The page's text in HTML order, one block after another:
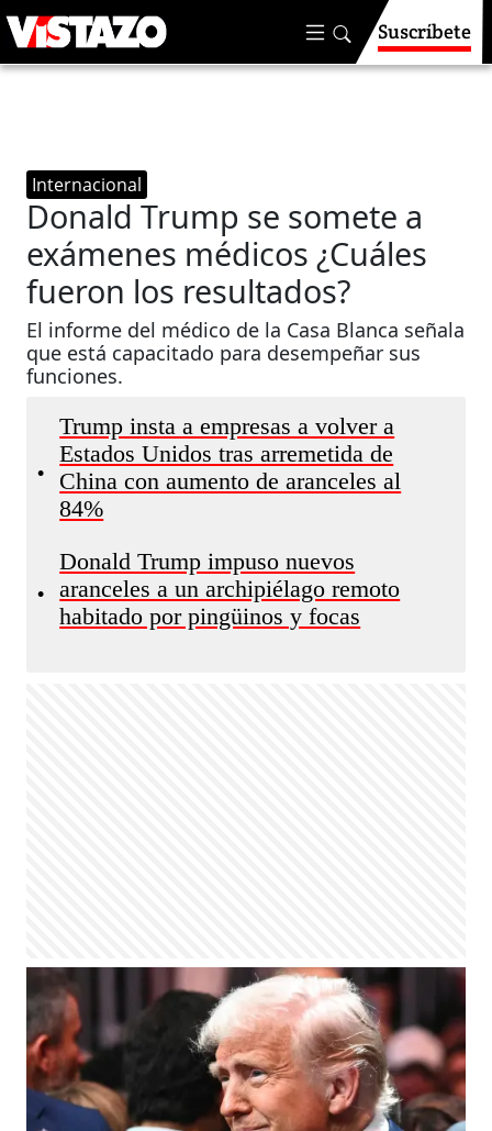
Suscríbete
Internacional
Donald Trump se somete a
exámenes médicos ¿Cuáles
fueron los resultados?
El informe del médico de la Casa Blanca señala
que está capacitado para desempeñar sus
funciones.
•
Trump insta a empresas a volver a
Estados Unidos tras arremetida de
China con aumento de aranceles al
84%
•
Donald Trump impuso nuevos
aranceles a un archipiélago remoto
habitado por pingüinos y focas